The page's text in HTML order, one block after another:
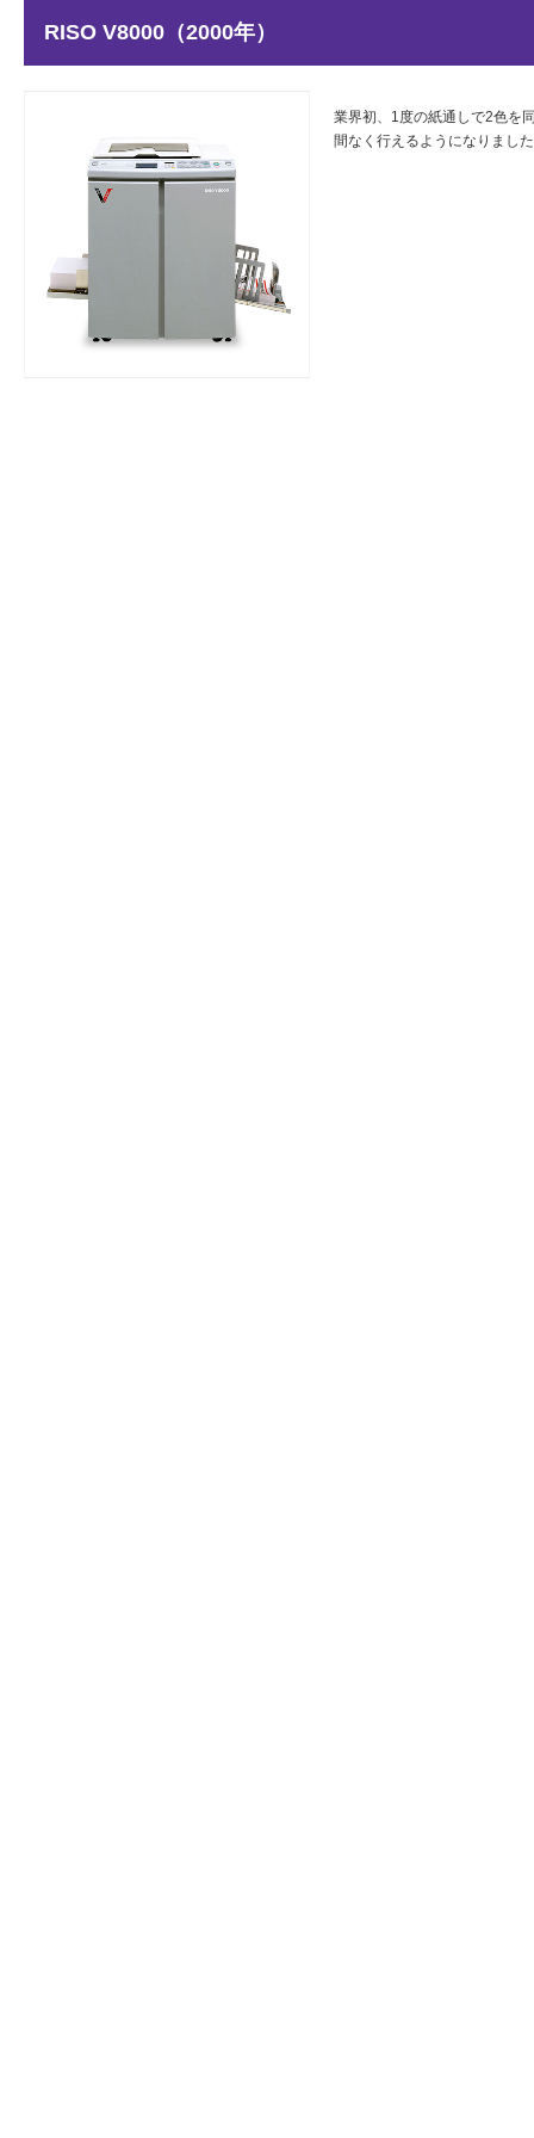
RISO V8000（2000年）
業界初、1度の紙通しで2色を
間なく行えるようになりまし